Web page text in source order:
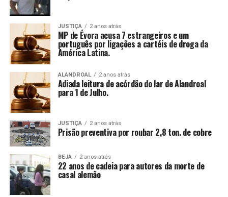
JUSTIÇA 2 anos atrás
MP de Évora acusa 7 estrangeiros e um
português por ligações a cartéis de droga da
América Latina.
ALANDROAL 2 anos atrás
Adiada leitura de acórdão do lar de Alandroal
para 1 de Julho.
JUSTIÇA 2 anos atrás
Prisão preventiva por roubar 2,8 ton. de cobre
BEJA 2 anos atrás
22 anos de cadeia para autores da morte de
casal alemão